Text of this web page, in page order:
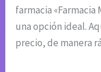
farmacia «Farmacia
una opción ideal.
precio, de manera